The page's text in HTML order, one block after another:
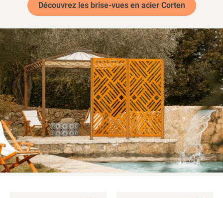
Découvrez les brise-vues en acier Corten